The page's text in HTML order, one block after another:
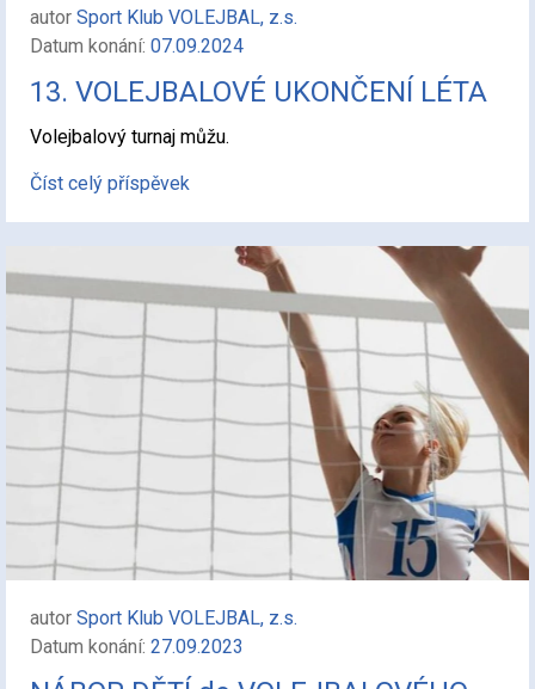
autor Sport Klub VOLEJBAL, z.s.
Datum konání: 07.09.2024
13. VOLEJBALOVÉ UKONČENÍ LÉTA
Volejbalový turnaj můžu.
Číst celý příspěvek
autor Sport Klub VOLEJBAL, z.s.
Datum konání: 27.09.2023